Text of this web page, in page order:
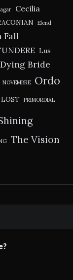
Cecilia
Elend
Fall
Lus
Bride
NOVEMBRE
Ordo
PRIMORDIAL
The Vision